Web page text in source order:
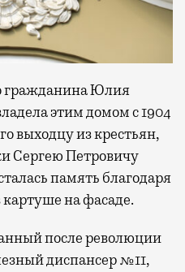
гражданина Юлия
этим домом с 1904
выходцу из крестьян,
Сергею Петровичу
память благодаря
на фасаде.
после революции
диспансер №11,